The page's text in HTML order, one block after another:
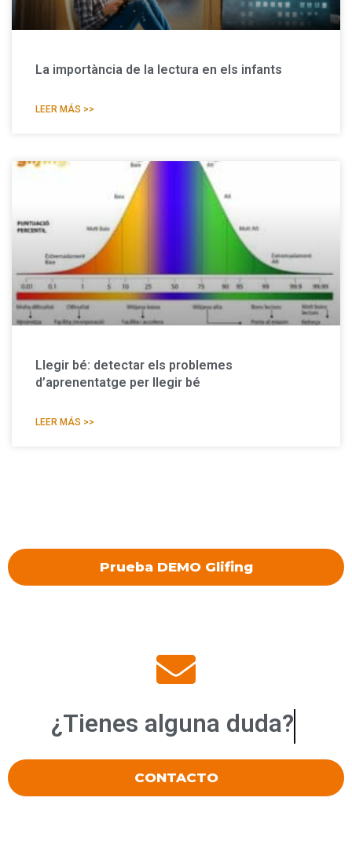
La importància de la lectura en els infants
LEER MÁS >>
Llegir bé: detectar els problemes
d’aprenentatge per llegir bé
LEER MÁS >>
Prueba DEMO Glifing
¿Tienes alguna duda?
CONTACTO